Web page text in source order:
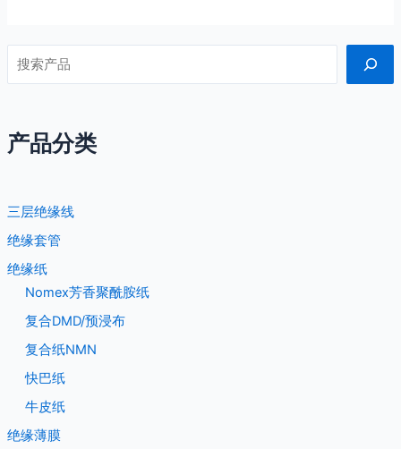
产品分类
三层绝缘线
绝缘套管
绝缘纸
Nomex芳香聚酰胺纸
复合DMD/预浸布
复合纸NMN
快巴纸
牛皮纸
绝缘薄膜